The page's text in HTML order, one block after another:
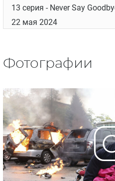
13 серия - Never Say
22 мая 2024
Фотографии